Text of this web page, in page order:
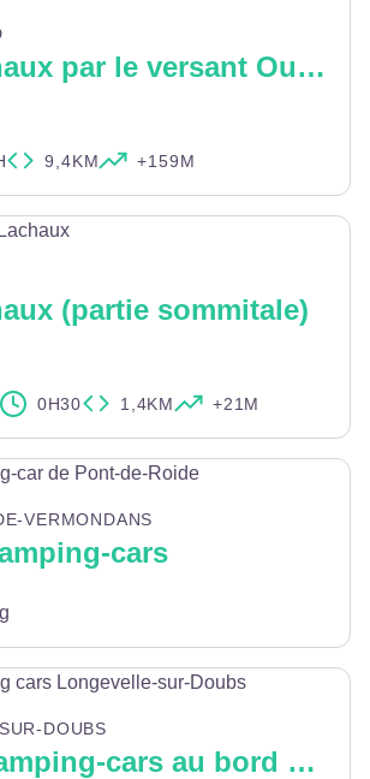
- © Pays de Montbéliard Tourisme
Fort Lachaux par le versant Ouest
9,4KM +159M
- © Pays de Montbéliard Tourisme
(partie sommitale)
0H30 1,4KM +21M
Pont-de-Roide - ©Office de Tourisme du Pays de
VERMONDANS
cars
Longevelle-sur-Doubs - Mairie de Longevelle-sur-
DOUBS
Aire de camping-cars au bord du Doubs